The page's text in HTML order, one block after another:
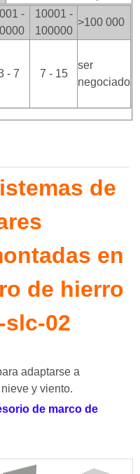
-
10001 -
100000
>100 000
- 7 7 - 15
ser
negociado
de
en
de hierro
02
adaptarse a
y viento.
de marco de